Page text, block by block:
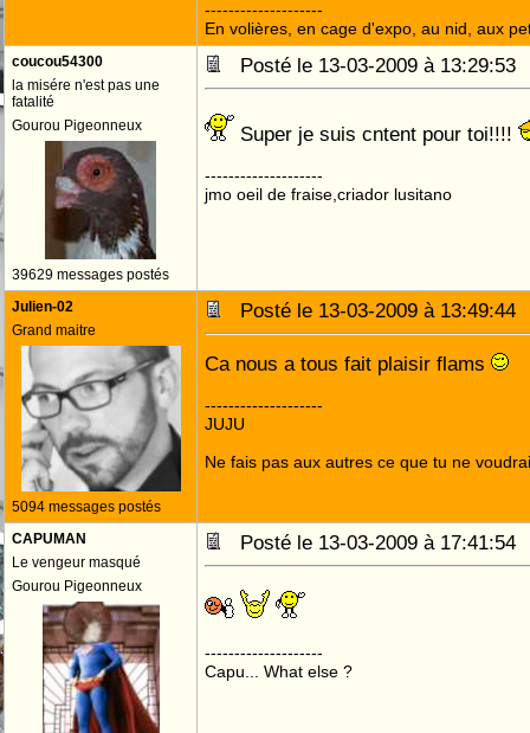
--------------------
En volières, en cage d'expo, au nid, aux
coucou54300
la misére n'est pas une
fatalité
Gourou Pigeonneux
39629 messages postés
Posté le 13-03-2009 à
Super je suis cntent pour toi!!!!
--------------------
jmo oeil de fraise,criador lusitano
Julien-02
Grand maitre
5094 messages postés
Posté le 13-03-2009 à
Ca nous a tous fait plaisir flams
--------------------
JUJU
Ne fais pas aux autres ce que tu ne
CAPUMAN
Le vengeur masqué
Gourou Pigeonneux
Posté le 13-03-2009 à
--------------------
Capu... What else ?